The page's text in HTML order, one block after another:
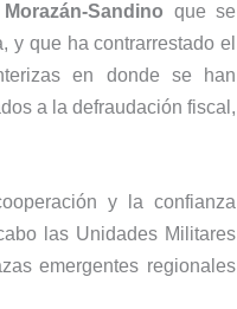
Sandino que se
y que ha contrarrestado el
en donde se han
a la defraudación fiscal,
y la confianza
las Unidades Militares
emergentes regionales